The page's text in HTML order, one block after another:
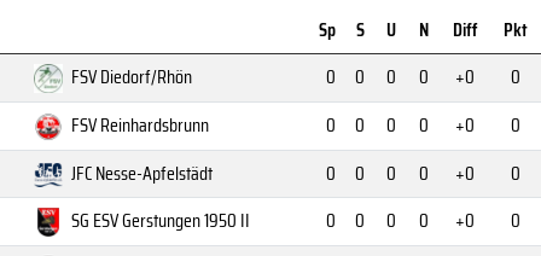
Sp S U N Diff
Pkt
FSV Diedorf/Rhön
0 0 0 0 +0
0
FSV Reinhardsbrunn
0 0 0 0 +0
0
JFC Nesse-Apfelstädt
0 0 0 0 +0
0
SG ESV Gerstungen 1950 II
0 0 0 0 +0
0